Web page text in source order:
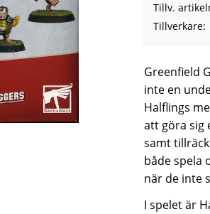
Tillv.
Tillverkare
Greenfield
inte en
Halflings
att göra sig
samt
både spela
när de inte
I spelet är